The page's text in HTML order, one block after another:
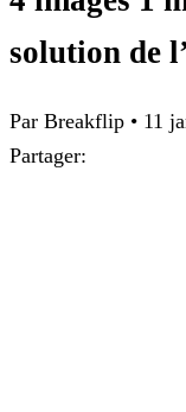
solution de
Par Breakflip • 11
Partager: